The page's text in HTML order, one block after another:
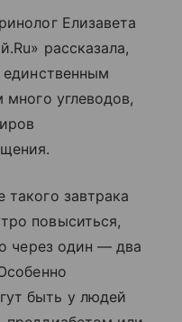
Елизавета
рассказала,
единственным
углеводов,
завтрака
повыситься,
через один — два
быть у людей